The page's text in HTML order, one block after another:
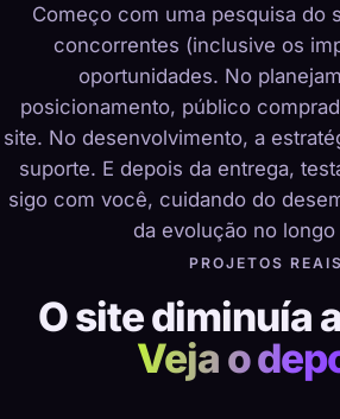
Começo com uma pesquisa do
concorrentes (inclusive os
oportunidades. No
posicionamento, público
site. No desenvolvimento, a
suporte. E depois da entrega,
sigo com você, cuidando do
da evolução no longo
PROJETOS REAIS
O site diminuía
Veja o